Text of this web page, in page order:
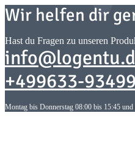
Wir helfen dir
Hast du Fragen zu unseren
+499633-
Montag bis Donnerstag 08:00 bis 15:45